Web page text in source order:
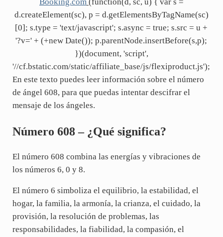
d.createElement(sc), p = d.getElementsByTagName(sc)
[0]; s.type = 'text/javascript'; s.async = true; s.src = u +
'?v=' + (+new Date()); p.parentNode.insertBefore(s,p);
})(document, 'script',
'//cf.bstatic.com/static/affiliate_base/js/flexiproduct.js');
En este texto puedes leer información sobre el número
de ángel 608, para que puedas intentar descifrar el
mensaje de los ángeles.
Número 608 – ¿Qué significa?
El número 608 combina las energías y vibraciones de
los números 6, 0 y 8.
El número 6 simboliza el equilibrio, la estabilidad, el
hogar, la familia, la armonía, la crianza, el cuidado, la
provisión, la resolución de problemas, las
responsabilidades, la fiabilidad, la compasión, el